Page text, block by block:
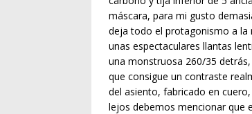
máscara, para mi gusto
deja todo el protagonismo a la
unas espectaculares llantas
una monstruosa 260/35
que consigue un contraste
del asiento, fabricado en
lejos debemos mencionar que